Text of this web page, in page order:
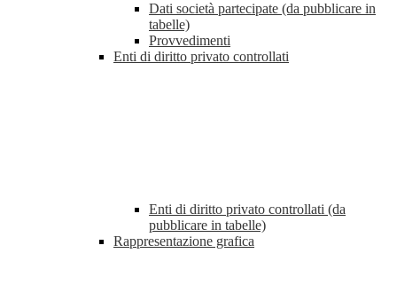
Dati società partecipate (da pubblicare in
tabelle)
Provvedimenti
Enti di diritto privato controllati
Enti di diritto privato controllati (da
pubblicare in tabelle)
Rappresentazione grafica